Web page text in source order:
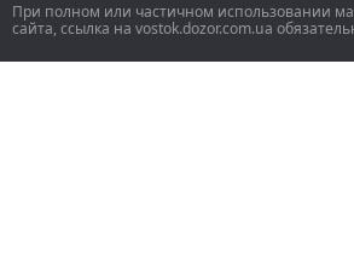
При полном или частичном использовании
сайта, ссылка на vostok.dozor.com.ua